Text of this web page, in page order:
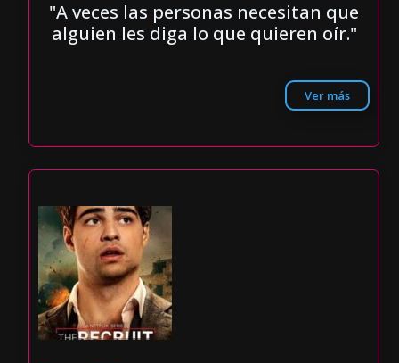
"A veces las personas necesitan que
alguien les diga lo que quieren oír."
Ver más